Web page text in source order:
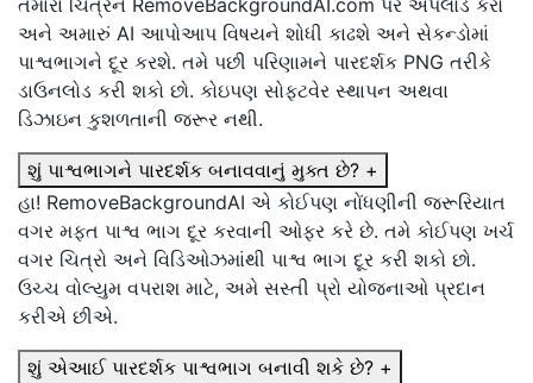
તમારા ચિત્રને RemoveBackgroundAI.com પર અપલોડ કરો
અને અમારું AI આપોઆપ વિષયને શોધી કાઢશે અને સેકન્ડોમાં
પાશ્વભાગને દૂર કરશે. તમે પછી પરિણામને પારદર્શક PNG તરીકે
ડાઉનલોડ કરી શકો છો. કોઇપણ સોફ્ટવેર સ્થાપન અથવા
ડિઝાઇન કુશળતાની જરૂર નથી.
શું પાશ્વભાગને પારદર્શક બનાવવાનું મુક્ત છે? +
હા! RemoveBackgroundAI એ કોઈપણ નોંધણીની જરૂરિયાત
વગર મફત પાશ્વ ભાગ દૂર કરવાની ઓફર કરે છે. તમે કોઈપણ ખર્ચ
વગર ચિત્રો અને વિડિઓઝમાંથી પાશ્વ ભાગ દૂર કરી શકો છો.
ઉચ્ચ વોલ્યુમ વપરાશ માટે, અમે સસ્તી પ્રો યોજનાઓ પ્રદાન
કરીએ છીએ.
શું એઆઈ પારદર્શક પાશ્વભાગ બનાવી શકે છે? +